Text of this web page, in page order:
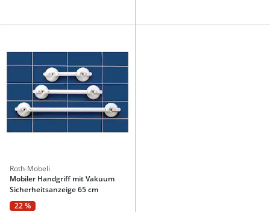
Roth-Mobeli
Mobiler Handgriff mit Vakuum
Sicherheitsanzeige 65 cm
22 %